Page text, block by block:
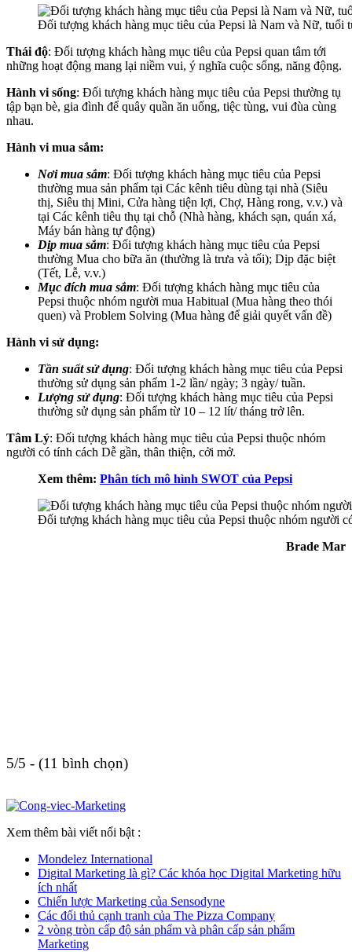
Đối tượng khách hàng mục tiêu của Pepsi là Nam và Nữ, tuổi
Thái độ: Đối tượng khách hàng mục tiêu của Pepsi quan tâm tới
những hoạt động mang lại niềm vui, ý nghĩa cuộc sống, năng động.
Hành vi sống: Đối tượng khách hàng mục tiêu của Pepsi thường tụ
tập bạn bè, gia đình để quây quần ăn uống, tiệc tùng, vui đùa cùng
nhau.
Hành vi mua sắm:
Nơi mua sắm: Đối tượng khách hàng mục tiêu của Pepsi
thường mua sản phẩm tại Các kênh tiêu dùng tại nhà (Siêu
thị, Siêu thị Mini, Cửa hàng tiện lợi, Chợ, Hàng rong, v.v.) và
tại Các kênh tiêu thụ tại chỗ (Nhà hàng, khách sạn, quán xá,
Máy bán hàng tự động)
Dịp mua sắm: Đối tượng khách hàng mục tiêu của Pepsi
thường Mua cho bữa ăn (thường là trưa và tối); Dịp đặc biệt
(Tết, Lễ, v.v.)
Mục đích mua sắm: Đối tượng khách hàng mục tiêu của
Pepsi thuộc nhóm người mua Habitual (Mua hàng theo thói
quen) và Problem Solving (Mua hàng để giải quyết vấn đề)
Hành vi sử dụng:
Tần suất sử dụng: Đối tượng khách hàng mục tiêu của Pepsi
thường sử dụng sản phẩm 1-2 lần/ ngày; 3 ngày/ tuần.
Lượng sử dụng: Đối tượng khách hàng mục tiêu của Pepsi
thường sử dụng sản phẩm từ 10 – 12 lít/ tháng trở lên.
Tâm Lý: Đối tượng khách hàng mục tiêu của Pepsi thuộc nhóm
người có tính cách Dễ gần, thân thiện, cởi mở.
Xem thêm: Phân tích mô hình SWOT của Pepsi
Đối tượng khách hàng mục tiêu của Pepsi thuộc nhóm người
Brade Mar
5/5 - (11 bình chọn)
Xem thêm bài viết nổi bật :
Mondelez International
Digital Marketing là gì? Các khóa học Digital Marketing hữu
ích nhất
Chiến lược Marketing của Sensodyne
Các đối thủ cạnh tranh của The Pizza Company
2 vòng tròn cấp độ sản phẩm và phân cấp sản phẩm
Marketing